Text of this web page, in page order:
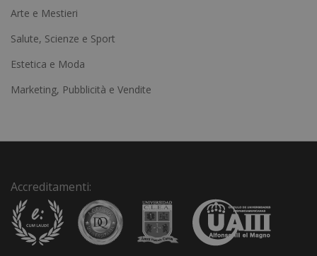
n
a
v
Arte e Mestieri
Salute, Scienze e Sport
Estetica e Moda
Marketing, Pubblicità e Vendite
Accreditamenti: